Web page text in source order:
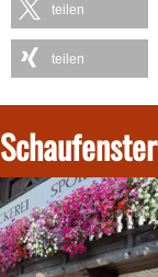
teilen
teilen
Schaufenster